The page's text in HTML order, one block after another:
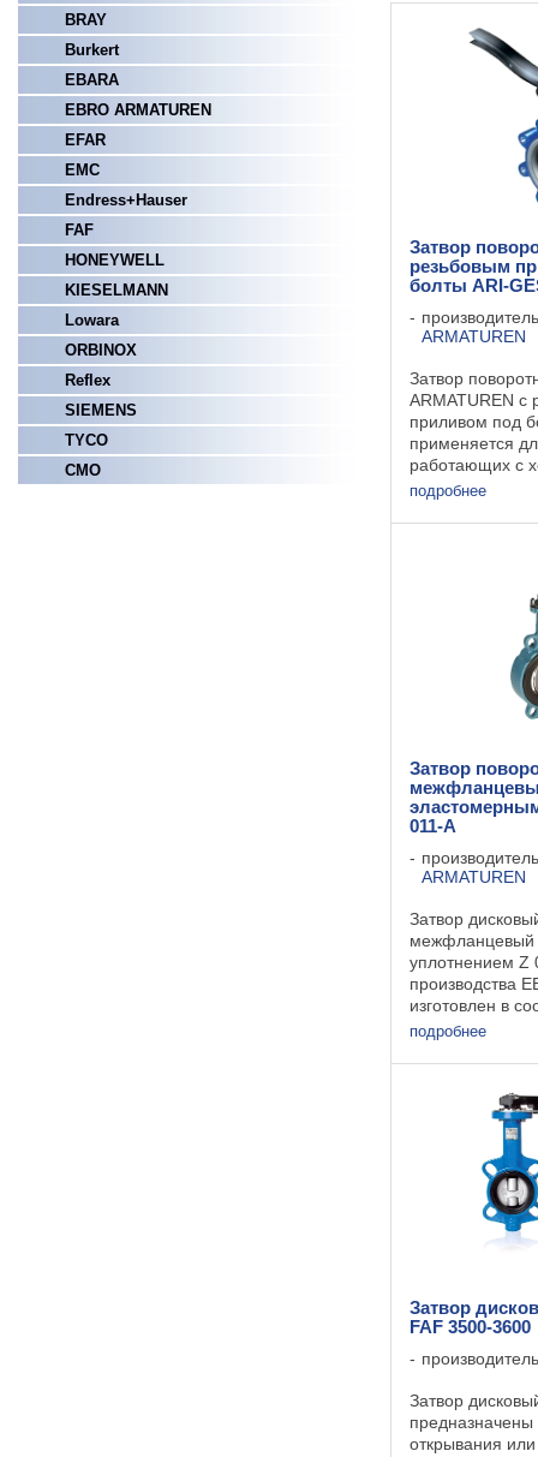
BRAY
Burkert
EBARA
EBRO ARMATUREN
EFAR
EMC
Endress+Hauser
FAF
HONEYWELL
KIESELMANN
Lowara
ORBINOX
Reflex
SIEMENS
TYCO
СМО
Затвор
резьбовым
болты ARI-
ARMATUREN
Затвор
ARMATUREN с
приливом под
применяется
работающих с
охлаждающей
подробнее
Затвор
011-A
ARMATUREN
Затвор
межфланцевый
уплотнением Z
производства
изготовлен в
593.
корпуса, диска
позволяет
подробнее
Затвор
FAF 3500-3600
Затвор
открывания или